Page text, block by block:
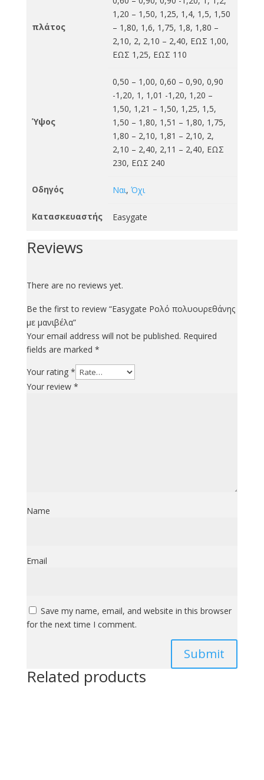
πλάτος
1,20 – 1,50, 1,25, 1,4, 1,5, 1,50
– 1,80, 1,6, 1,75, 1,8, 1,80 –
2,10, 2, 2,10 – 2,40, ΕΩΣ 1,00,
ΕΩΣ 1,25, ΕΩΣ 110
Ύψος
0,50 – 1,00, 0,60 – 0,90, 0,90
-1,20, 1, 1,01 -1,20, 1,20 –
1,50, 1,21 – 1,50, 1,25, 1,5,
1,50 – 1,80, 1,51 – 1,80, 1,75,
1,80 – 2,10, 1,81 – 2,10, 2,
2,10 – 2,40, 2,11 – 2,40, ΕΩΣ
230, ΕΩΣ 240
Οδηγός Ναι, Όχι
Κατασκευαστής Easygate
Reviews
There are no reviews yet.
Be the first to review “Easygate Ρολό πολυουρεθάνης
με μανιβέλα”
Your email address will not be published. Required
fields are marked *
Your rating *
Your review *
Name
Email
Save my name, email, and website in this browser
for the next time I comment.
Related products